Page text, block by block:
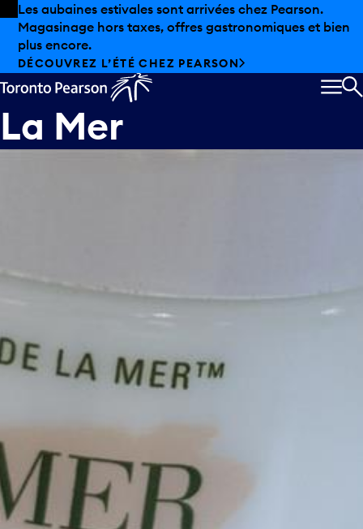
Skip to offers
Passer au contenu principal
Les aubaines estivales sont arrivées chez Pearson.
Magasinage hors taxes, offres gastronomiques et bien
plus encore.
DÉCOUVREZ L’ÉTÉ CHEZ PEARSON
La Mer